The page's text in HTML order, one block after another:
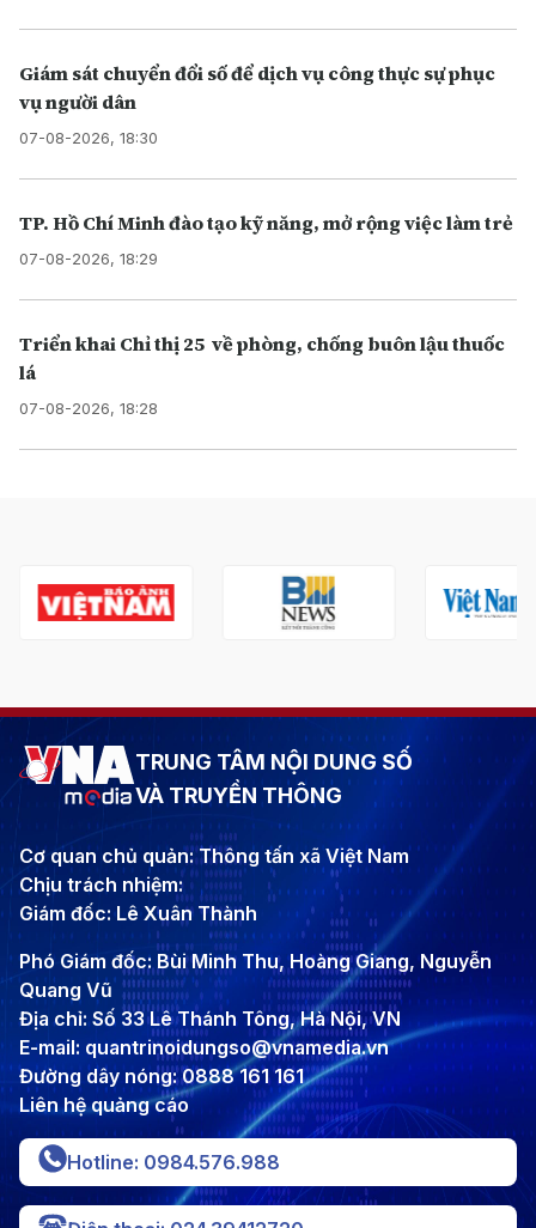
Giám sát chuyển đổi số để dịch vụ công thực sự phục
vụ người dân
07-08-2026, 18:30
TP. Hồ Chí Minh đào tạo kỹ năng, mở rộng việc làm trẻ
07-08-2026, 18:29
Triển khai Chỉ thị 25 về phòng, chống buôn lậu thuốc
lá
07-08-2026, 18:28
TRUNG TÂM NỘI DUNG SỐ
VÀ TRUYỀN THÔNG
Cơ quan chủ quản: Thông tấn xã Việt Nam
Chịu trách nhiệm:
Giám đốc: Lê Xuân Thành
Phó Giám đốc: Bùi Minh Thu, Hoàng Giang, Nguyễn
Quang Vũ
Địa chỉ: Số 33 Lê Thánh Tông, Hà Nội, VN
E-mail: quantrinoidungso@vnamedia.vn
Đường dây nóng: 0888 161 161
Liên hệ quảng cáo
Hotline: 0984.576.988